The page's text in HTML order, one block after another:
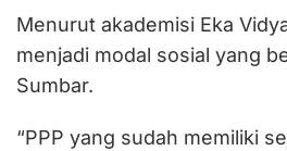
Menurut akademisi Eka
menjadi modal sosial yang
Sumbar.
“PPP yang sudah memiliki